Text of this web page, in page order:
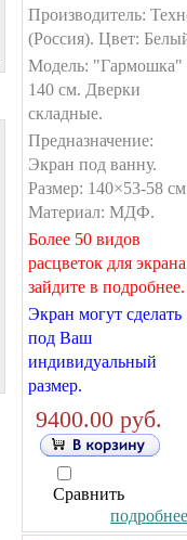
Производитель:
(Россия). Цвет:
Модель: "Гармошка"
140 см. Дверки
складные.
Предназначение:
Экран под ванну.
Размер: 140×53-58
Материал: МДФ.
Более 50 видов
расцветок для экрана
зайдите в подробнее.
Экран могут сделать
под Ваш
индивидуальный
размер.
9400.00 руб.
Сравнить